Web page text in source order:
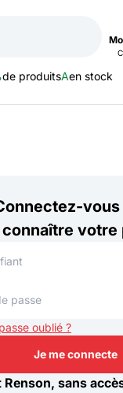
de produitsAen stock
vous
connaître votre
oublié ?
Je me connecte
Renson, sans